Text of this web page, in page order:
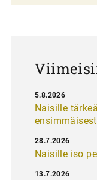
Naisille
5.8.2026
Naisille iso
28.7.2026
13.7.2026